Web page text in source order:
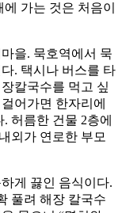
가는 것은 처음이
을. 묵호역에서 묵
. 택시나 버스를 타
칼국수를 먹고 싶
어가면 한자리에
허름한 건물 2층에
외가 연로한 부모
게 끓인 음식이다.
풀려 해장 칼국수